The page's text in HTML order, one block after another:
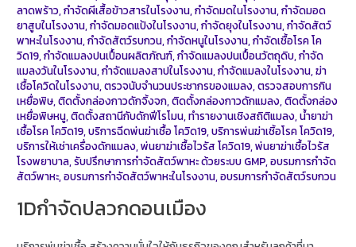
ลาดพร้าว,กำจัดผีเสื้อข้าวสารในโรงงาน,กำจัดมดในโรงงาน,กำจัดมอด
ยาสูบในโรงงาน,กำจัดมอดแป้งในโรงงาน,กำจัดยุงในโรงงาน,กำจัดสัตว์
พาหะในโรงงาน,กำจัดสัตว์รบกวน,กำจัดหนูในโรงงาน,กำจัดเชื้อโรค โค
วิด19,กำจัดแมลงปนเปื้อนผลิตภัณฑ์,กำจัดแมลงปนเปื้อนวัตถุดิบ,กำจัด
แมลงวันในโรงงาน,กำจัดแมลงสาปในโรงงาน,กำจัดแมลงในโรงงาน,ฆ่า
เชื้อโควิดในโรงงาน,ตรวจนับจำนวนประชากรของแมลง,ตรวจสอบการกิน
เหยื่อพิษ,ติดตั้งกล่องกาวดักจิ้งจก,ติดตั้งกล่องกาวดักแมลง,ติดตั้งกล่อง
เหยื่อพิษหนู,ติดตั้งสถานีกับดักฟีโรโมน,ทำรายงานเชิงสถิติแมลง,น้ำยาฆ่า
เชื้อโรค โควิด19,บริการฉีดพ่นฆ่าเชื้อ โควิด19,บริการพ่นฆ่าเชิ้อโรค โควิด19,
บริการให้เช่าเครื่องดักแมลง,พ่นยาฆ่าเชื้อไวรัส โควิด19,พ่นยาฆ่าเชื้อไวรัส
โรงพยาบาล,รับปรึกษาการกำจัดสัตว์พาหะ ด้วยระบบ GMP,อบรมการกำจัด
สัตว์พาหะ,อบรมการกำจัดสัตว์พาหะในโรงงาน,อบรมการกำจัดสัตว์รบกวน
1Dกำจัดปลวกดอนเมือง